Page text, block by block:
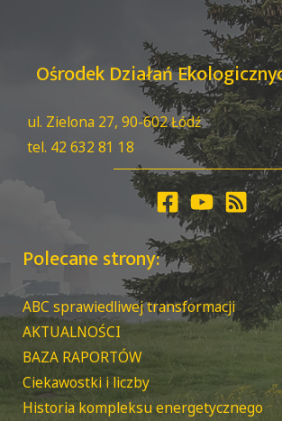
Ośrodek Działań
ul. Zielona 27, 90-602 Łódź
tel. 42 632 81 18
Polecane strony:
ABC sprawiedliwej transformacji
AKTUALNOŚCI
BAZA RAPORTÓW
Ciekawostki i liczby
Historia kompleksu energetycznego